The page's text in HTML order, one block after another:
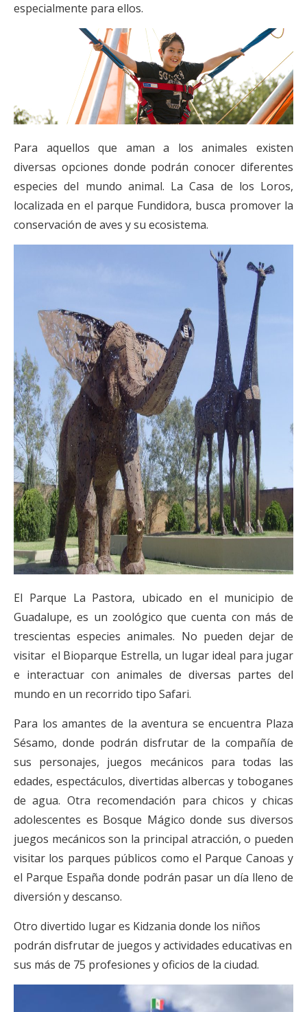
especialmente para ellos.
Para aquellos que aman a los animales existen
diversas opciones donde podrán conocer diferentes
especies del mundo animal. La Casa de los Loros,
localizada en el parque Fundidora, busca promover la
conservación de aves y su ecosistema.
El Parque La Pastora, ubicado en el municipio de
Guadalupe, es un zoológico que cuenta con más de
trescientas especies animales. No pueden dejar de
visitar el Bioparque Estrella, un lugar ideal para jugar
e interactuar con animales de diversas partes del
mundo en un recorrido tipo Safari.
Para los amantes de la aventura se encuentra Plaza
Sésamo, donde podrán disfrutar de la compañía de
sus personajes, juegos mecánicos para todas las
edades, espectáculos, divertidas albercas y toboganes
de agua. Otra recomendación para chicos y chicas
adolescentes es Bosque Mágico donde sus diversos
juegos mecánicos son la principal atracción, o pueden
visitar los parques públicos como el Parque Canoas y
el Parque España donde podrán pasar un día lleno de
diversión y descanso.
Otro divertido lugar es Kidzania donde los niños
podrán disfrutar de juegos y actividades educativas en
sus más de 75 profesiones y oficios de la ciudad.